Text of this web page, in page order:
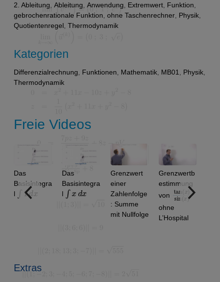
2. Ableitung Ableitung Anwendung Extremwert Funktion
gebrochenrationale Funktion ohne Taschenrechner Physik
Quotientenregel Thermodynamik
Kategorien
Differenzialrechnung Funktionen Mathematik MB01 Physik
Thermodynamik
Freie Videos
Das
Basisintegra
1dx
Das
Basisintegra
xdx
Grenzwert
einer
Zahlenfolge
: Summe
mit Nullfolge
Grenzwertb
estimmung
von tan(x
sin(
ohne
L’Hospital
Extras